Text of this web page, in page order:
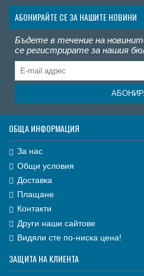
АБОНИРАЙТЕ СЕ ЗА НАШИТЕ НОВИНИ
Бъдете в течение на
се регистрирате за нашия
ОБЩА ИНФОРМАЦИЯ
За нас
Общи условия
Доставка
Плащане
Контакти
Други наши сайтове
Видяли сте по-ниска цена!
ЗАЩИТА НА КЛИЕНТА